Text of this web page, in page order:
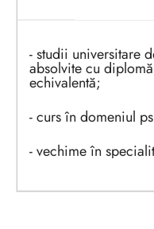
- studii universitare
absolvite cu
echivalentă;
- curs în domeniul
- vechime în